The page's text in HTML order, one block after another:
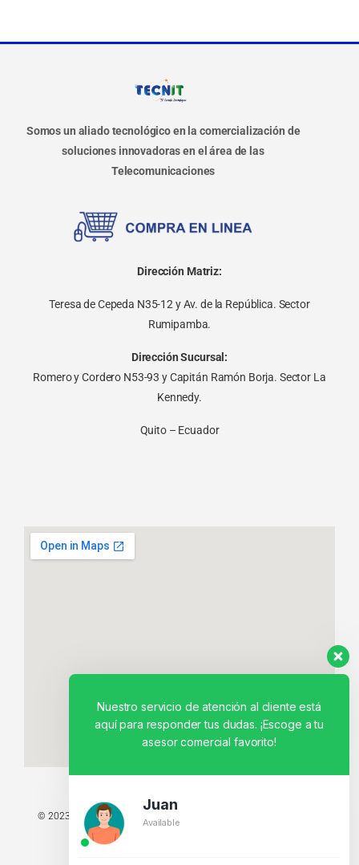
Somos un aliado tecnológico en la comercialización de
soluciones innovadoras en el área de las
Telecomunicaciones
Dirección Matriz:
Teresa de Cepeda N35-12 y Av. de la República. Sector
Rumipamba.
Dirección Sucursal:
Romero y Cordero N53-93 y Capitán Ramón Borja. Sector La
Kennedy.
Quito – Ecuador
© 2023 TODOS LOS DERECHOS RESERVADOS - TECNIT TU TIENDA
TECNOLÓGICA.
Nuestro servicio de atención al cliente está
aquí para responder tus dudas. ¡Escoge a tu
asesor comercial favorito!
Juan
Available